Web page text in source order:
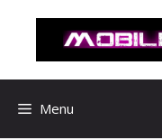
로
Menu